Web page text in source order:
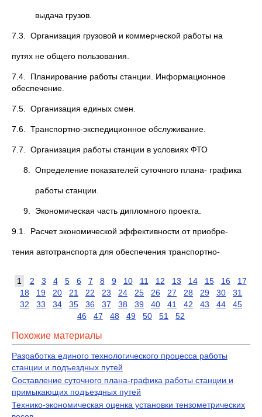
выдача грузов.
7.3. Организация грузовой и коммерческой работы на
путях не общего пользования.
7.4. Планирование работы станции. Информационное
обеспечение.
7.5. Организация единых смен.
7.6. Транспортно-экспедиционное обслуживание.
7.7. Организация работы станции в условиях ФТО
8. Определение показателей суточного плана- графика
работы станции.
9. Экономическая часть дипломного проекта.
9.1. Расчет экономической эффективности от приобре-
тения автотранспорта для обеспечения транспортно-
1 2 3 4 5 6 7 8 9 10 11 12 13 14 15 16
17
18
19 20 21 22 23 24 25 26 27 28 29 30
31
32
33 34 35 36 37 38 39 40 41 42 43 44
45
46
47 48 49 50 51 52
Похожие материалы
Разработка единого технологического процесса работы
станции и подъездных путей
Составление суточного плана-графика работы станции и
примыкающих подъездных путей
Технико-экономическая оценка установки тензометрических